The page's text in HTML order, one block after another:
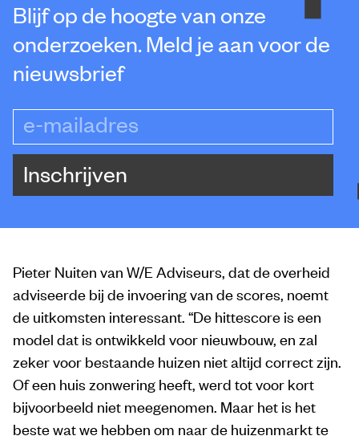
Blijf op de hoogte van onze
onderzoeken. Meld je aan voor de
nieuwsbrief
e-mailadres
Inschrijven
Pieter Nuiten van W/E Adviseurs, dat de overheid
adviseerde bij de invoering van de scores, noemt
de uitkomsten interessant. “De hittescore is een
model dat is ontwikkeld voor nieuwbouw, en zal
zeker voor bestaande huizen niet altijd correct zijn.
Of een huis zonwering heeft, werd tot voor kort
bijvoorbeeld niet meegenomen. Maar het is het
beste wat we hebben om naar de huizenmarkt te